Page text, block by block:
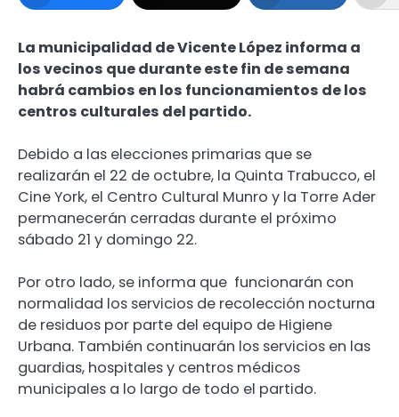
La municipalidad de Vicente López informa a
los vecinos que durante este fin de semana
habrá cambios en los funcionamientos de los
centros culturales del partido.
Debido a las elecciones primarias que se
realizarán el 22 de octubre, la Quinta Trabucco, el
Cine York, el Centro Cultural Munro y la Torre Ader
permanecerán cerradas durante el próximo
sábado 21 y domingo 22.
Por otro lado, se informa que funcionarán con
normalidad los servicios de recolección nocturna
de residuos por parte del equipo de Higiene
Urbana. También continuarán los servicios en las
guardias, hospitales y centros médicos
municipales a lo largo de todo el partido.